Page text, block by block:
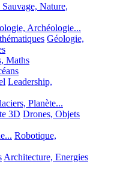
Nature,
Archéologie...
Géologie,
Maths
Leadership,
Planète...
3D Drones, Objets
Robotique,
Architecture, Energies